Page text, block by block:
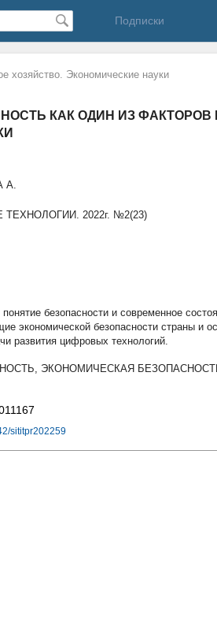
Подписки
хозяйство. Экономические науки
КАК ОДИН ИЗ ФАКТОРОВ
А.
2022г. №2(23)
безопасности и современное
экономической безопасности страны и
развития цифровых технологий.
, ЭКОНОМИЧЕСКАЯ
sititpr202259